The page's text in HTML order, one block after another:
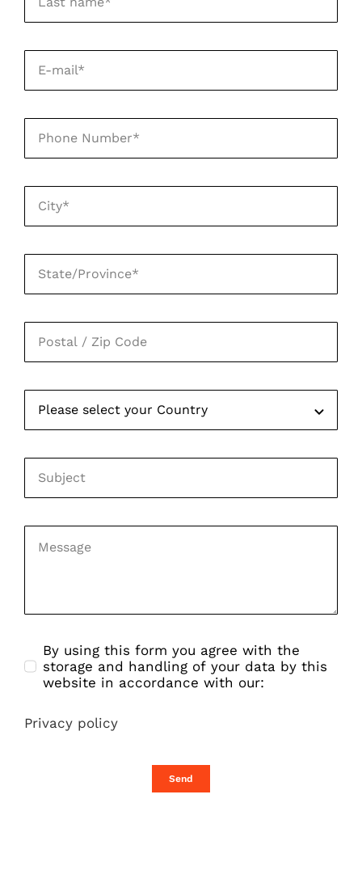
By using this form you agree with the
storage and handling of your data by this
website in accordance with our:
Privacy policy
Send